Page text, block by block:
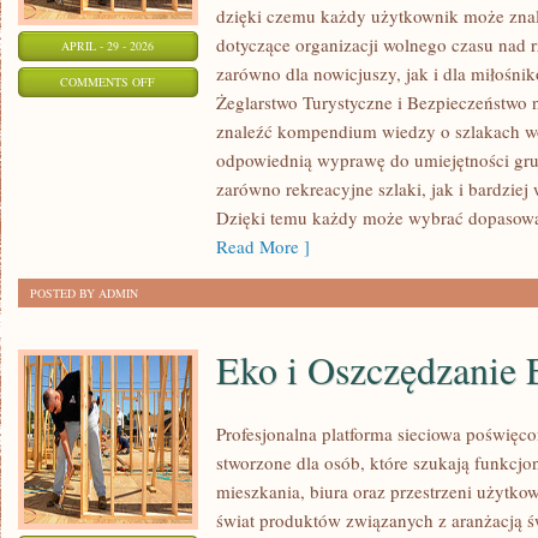
APRIL - 29 - 2026
COMMENTS OFFON
EKOPODRÓŻE
dzięki czemu każdy użytkownik może
dotyczące organizacji wolnego czasu nad
zarówno dla nowicjuszy, jak i dla
Żeglarstwo Turystyczne i Bezpieczeństwo
znaleźć kompendium wiedzy o szlakach
odpowiednią wyprawę do umiejętności
zarówno rekreacyjne szlaki, jak i bardziej
Dzięki temu każdy może wybrać
Read More ]
POSTED BY ADMIN
Eko i Oszczędzanie
Profesjonalna platforma sieciowa
stworzone dla osób, które szukają
mieszkania, biura oraz przestrzeni
świat produktów związanych z aranżacją